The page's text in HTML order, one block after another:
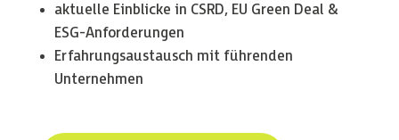
aktuelle Einblicke in CSRD, EU Green Deal &
ESG-Anforderungen
Erfahrungsaustausch mit führenden
Unternehmen